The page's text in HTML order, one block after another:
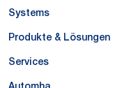
Systems
Produkte & Lösungen
Services
Automha